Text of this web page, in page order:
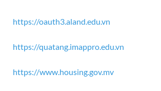
https://oauth3.aland.edu.vn
https://quatang.imappro.edu.vn
https://www.housing.gov.mv